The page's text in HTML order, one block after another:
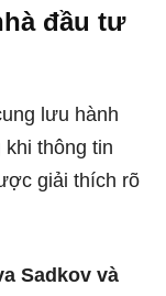
đầu tư
lưu hành
thông tin
giải thích rõ
Sadkov và